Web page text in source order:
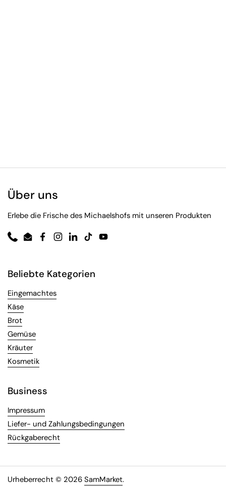
Über uns
Erlebe die Frische des Michaelshofs mit unseren Produkten
PhoneEmailFacebook
Instagram
LinkedIn
TikTokYouTube
Beliebte Kategorien
Eingemachtes
Käse
Brot
Gemüse
Kräuter
Kosmetik
Business
Impressum
Liefer- und Zahlungsbedingungen
Rückgaberecht
Urheberrecht © 2026 SamMarket.